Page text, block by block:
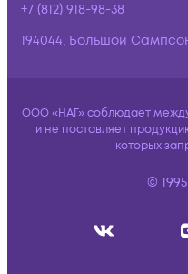
+7 (812) 918-98-38
194044, Большой
ООО «НАГ» соблюдает
и не поставляет
которых
©